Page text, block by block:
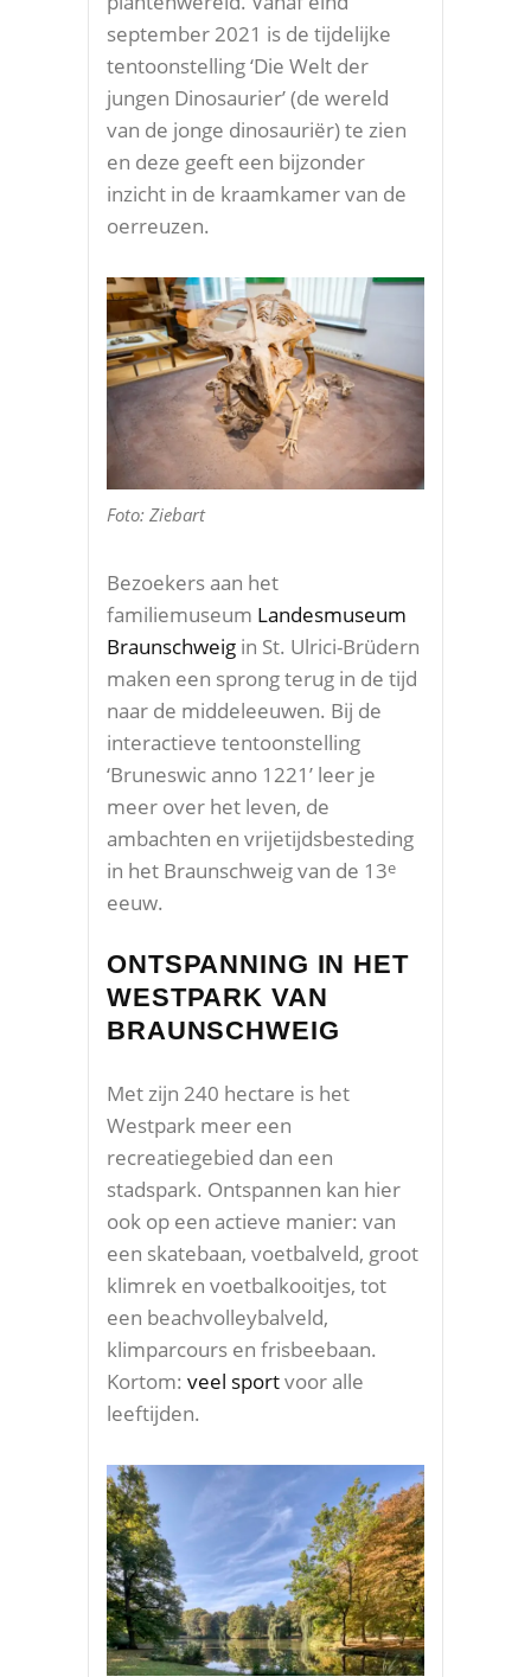
september 2021 is de tijdelijke
tentoonstelling ‘Die Welt der
jungen Dinosaurier’ (de wereld
van de jonge dinosauriër) te zien
en deze geeft een bijzonder
inzicht in de kraamkamer van de
oerreuzen.
Foto: Ziebart
Bezoekers aan het
familiemuseum Landesmuseum
Braunschweig in St. Ulrici-Brüdern
maken een sprong terug in de tijd
naar de middeleeuwen. Bij de
interactieve tentoonstelling
‘Bruneswic anno 1221’ leer je
meer over het leven, de
ambachten en vrijetijdsbesteding
in het Braunschweig van de 13e
eeuw.
ONTSPANNING IN HET
WESTPARK VAN
BRAUNSCHWEIG
Met zijn 240 hectare is het
Westpark meer een
recreatiegebied dan een
stadspark. Ontspannen kan hier
ook op een actieve manier: van
een skatebaan, voetbalveld, groot
klimrek en voetbalkooitjes, tot
een beachvolleybalveld,
klimparcours en frisbeebaan.
Kortom: veel sportvoor alle
leeftijden.